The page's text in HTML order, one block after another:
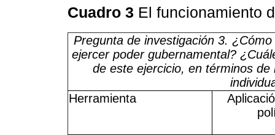
Cuadro 3 El funcionamiento
Pregunta de investigación 3.
ejercer poder gubernamental?
de este ejercicio, en términos
Herramienta